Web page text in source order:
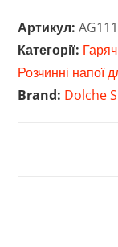
Dolche
Spa
Vending
Choco
Артикул:
Категорії:
Розчинні напої
Brand: Dolche